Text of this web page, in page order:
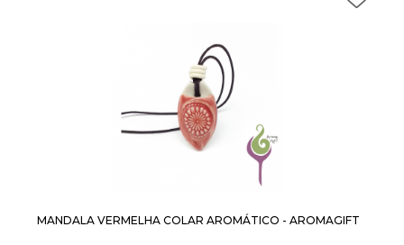
MANDALA VERMELHA COLAR AROMÁTICO - AROMAGIFT